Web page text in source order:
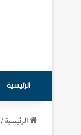
الرئيسية
الرئيسية/